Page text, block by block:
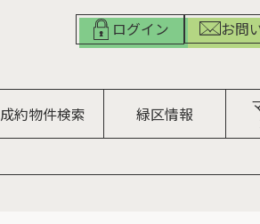
ログイン お問
成約物件検索 緑区情報